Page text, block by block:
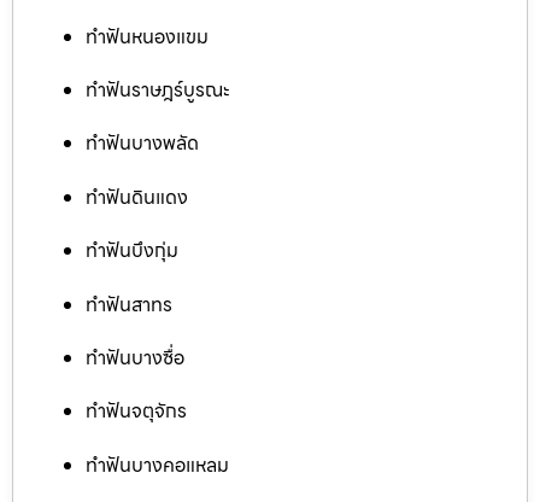
ทำฟันหนองแขม
ทำฟันราษฎร์บูรณะ
ทำฟันบางพลัด
ทำฟันดินแดง
ทำฟันบึงกุ่ม
ทำฟันสาทร
ทำฟันบางซื่อ
ทำฟันจตุจักร
ทำฟันบางคอแหลม